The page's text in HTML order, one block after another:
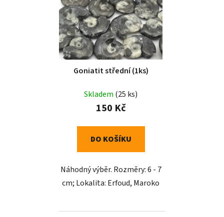
Goniatit střední (1ks)
Skladem (25 ks)
150 Kč
DO KOŠÍKU
Náhodný výběr. Rozměry: 6 - 7
cm; Lokalita: Erfoud, Maroko